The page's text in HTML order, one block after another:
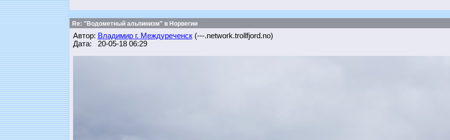
Re: "Водометный альпинизм" в Норвегии
Автор: Владимир г. Междуреченск(---.network.trollfjord.no)
Дата: 20-05-18 06:29